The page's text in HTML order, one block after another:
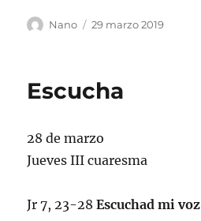
Autor
Nano
Publicado
29 marzo 2019
Escucha
28 de marzo
Jueves III cuaresma
Jr 7, 23-28Escuchad mi voz